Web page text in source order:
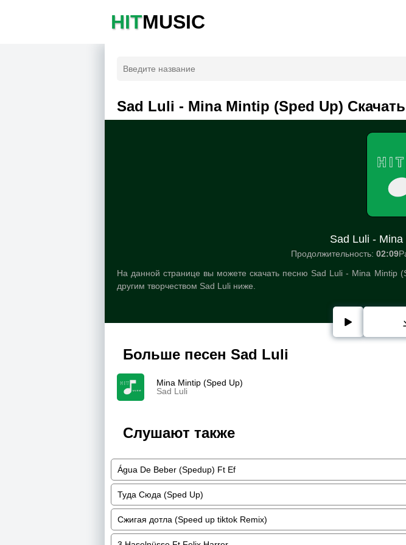
HITMUSIC
Sad Luli - Mina Mintip (Sped Up) Скачать
Sad Luli -
Продолжительность: 02:09
На данной странице вы можете скачать песню Sad Luli - Mina Mintip
другим творчеством Sad Luli ниже.
Больше песен Sad Luli
Mina Mintip (Sped Up)
Sad Luli
Слушают также
Água De Beber (Spedup) Ft Ef
Туда Сюда (Sped Up)
Сжигая дотла (Speed up tiktok Remix)